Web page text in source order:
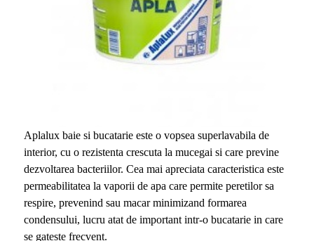
Aplalux baie si bucatarie este o vopsea superlavabila de
interior, cu o rezistenta crescuta la mucegai si care previne
dezvoltarea bacteriilor. Cea mai apreciata caracteristica este
permeabilitatea la vaporii de apa care permite peretilor sa
respire, prevenind sau macar minimizand formarea
condensului, lucru atat de important intr-o bucatarie in care
se gateste frecvent.